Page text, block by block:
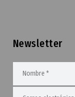
Newsletter